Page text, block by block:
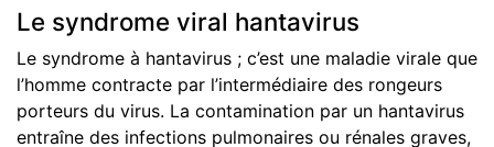
Le syndrome viral hantavirus
Le syndrome à hantavirus ; c’est une maladie virale que
l’homme contracte par l’intermédiaire des rongeurs
porteurs du virus. La contamination par un hantavirus
entraîne des infections pulmonaires ou rénales graves,